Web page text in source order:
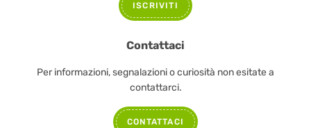
ISCRIVITI
Contattaci
Per informazioni, segnalazioni o curiosità non esitate a
contattarci.
CONTATTACI